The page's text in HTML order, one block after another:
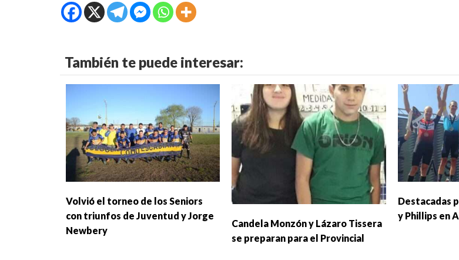
También te puede interesar:
Volvió el torneo de los Seniors
con triunfos de Juventud y Jorge
Newbery
Candela Monzón y Lázaro Tissera
se preparan para el Provincial
Destacadas
y Phillips en